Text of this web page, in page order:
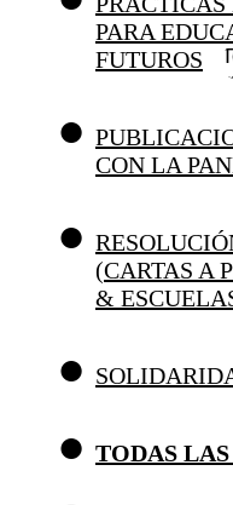
PARA
FUTUROS
CON LA
(CARTAS A
&
TODAS